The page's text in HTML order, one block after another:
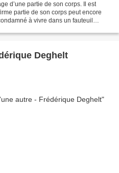
d’une partie de son corps. Il est
partie de son corps peut encore
à vivre dans un fauteuil
Deghelt